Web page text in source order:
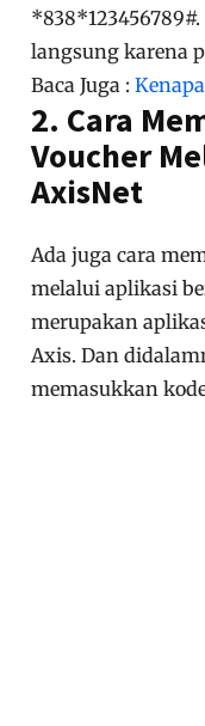
langsung karena
Baca Juga :
2. Cara
Voucher
AxisNet
Ada juga cara
melalui aplikasi
merupakan
Axis. Dan
memasukkan